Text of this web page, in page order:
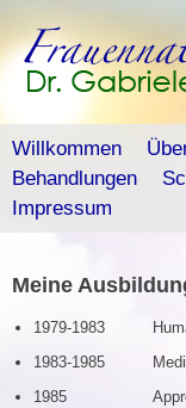
content
Willkommen
Behandlungen
Impressum
Meine
1979-1983
1983-1985
1985